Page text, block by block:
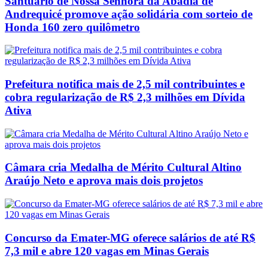
Andrequicé promove ação solidária com sorteio de
Honda 160 zero quilômetro
Prefeitura notifica mais de 2,5 mil contribuintes e
cobra regularização de R$ 2,3 milhões em Dívida
Ativa
Câmara cria Medalha de Mérito Cultural Altino
Araújo Neto e aprova mais dois projetos
Concurso da Emater-MG oferece salários de até R$
7,3 mil e abre 120 vagas em Minas Gerais